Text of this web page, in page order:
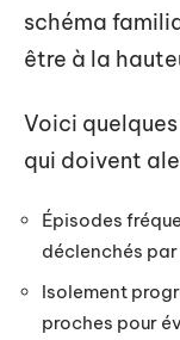
schéma
être à la
Voici
qui doivent
Épisodes
déclenchés
Isolement
proches pour